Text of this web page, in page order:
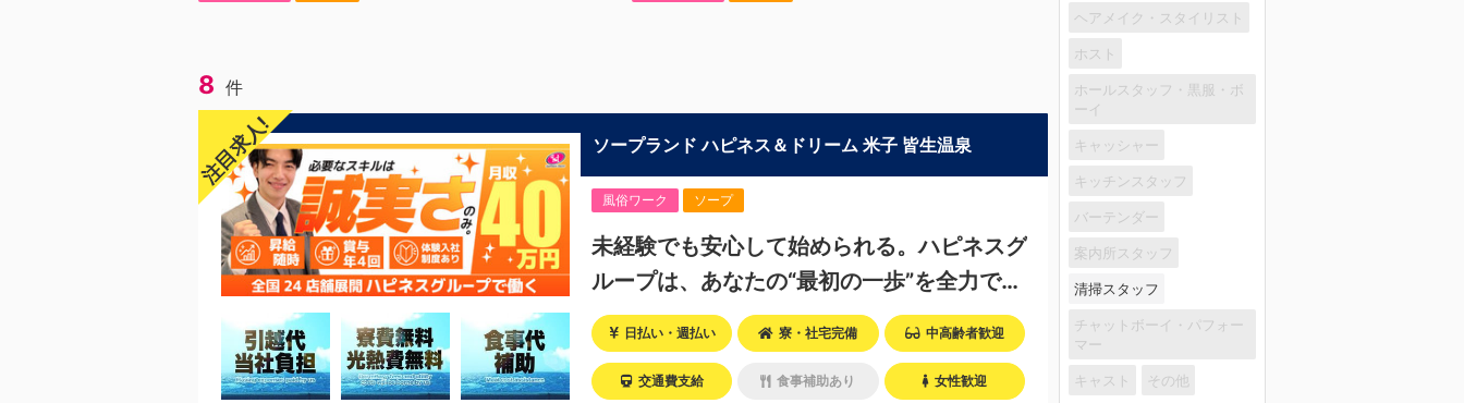
ープで上を目指しませんか？？当グル
ープは年功序列ではなく実力主義で
す。頑張り次第でいくらでも店長や幹
部枠への昇格が可能なんです！力のあ
る方には必要な席をしっかりご用意で
きる環境ですのでご安心ください。実
際に入社後、最短で8ヶ月で店長になっ
た先輩もいます。その先輩のあとにア
ナタも続きませんか！？勿論、男性だ
けではなく女性も活躍中。ハピネスグ
ループ初の女性店長だって目指せま
す。それでもまだ迷ってるって方は是
非オフィシャルサイトをご覧下さい。
【https://happiness-group.biz/​】※お
手数ですがコピー＆ペーストしてURL
目指しませんか？？当グループは年功
序列ではなく実力主義です。 頑張り次
第でいくらでも店長や幹部枠への昇格
が可能なんです！力のある方には必要
最短で8ヶ月で店長になった先輩もいま
す。その先輩のあとにアナタも続きま
せんか！？ 勿論、男性だけではなく女
性も活躍中。ハピネスグループ初の女
性店長だって目指せます。それでもま
だ迷ってるって方は是非オフィシャル
サイトをご覧下さい。
【https://happiness-group.biz/​】 ※
お手数ですがコピー＆ペーストして
8 件
注目求人! ソープランド ハピネス＆ドリーム 米子 皆生温泉
風俗ワーク ソープ
未経験でも安心して始められる。ハピネスグ
ループは、あなたの“最初の一歩”を全力で応
援します！
日払い・週払い 寮・社宅完備 中高齢者歓迎
交通費支給 食事補助あり 女性歓迎
ヘアメイク・スタイリスト
ホスト
ホールスタッフ・黒服・ボ
ーイ
キャッシャー
キッチンスタッフ
バーテンダー
案内所スタッフ
清掃スタッフ
チャットボーイ・パフォー
マー
キャスト その他